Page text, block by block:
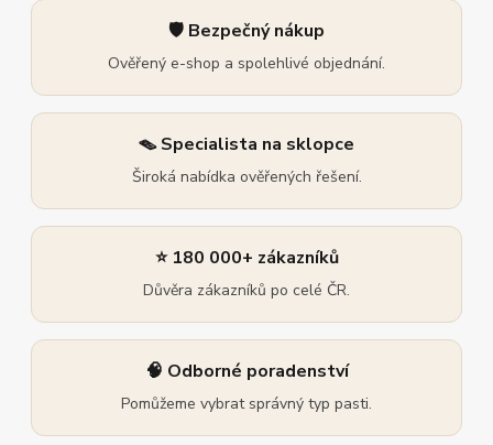
🛡️ Bezpečný nákup
Ověřený e-shop a spolehlivé objednání.
🪤 Specialista na sklopce
Široká nabídka ověřených řešení.
⭐ 180 000+ zákazníků
Důvěra zákazníků po celé ČR.
🧠 Odborné poradenství
Pomůžeme vybrat správný typ pasti.